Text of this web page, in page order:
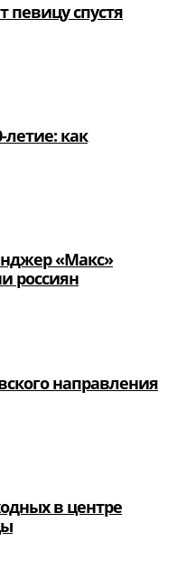
спустя
летие: как
«Макс»
россиян
направления
в центре